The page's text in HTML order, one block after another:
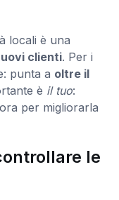
locali è una
clienti. Per i
punta a oltre il
è il tuo:
per migliorarla
le